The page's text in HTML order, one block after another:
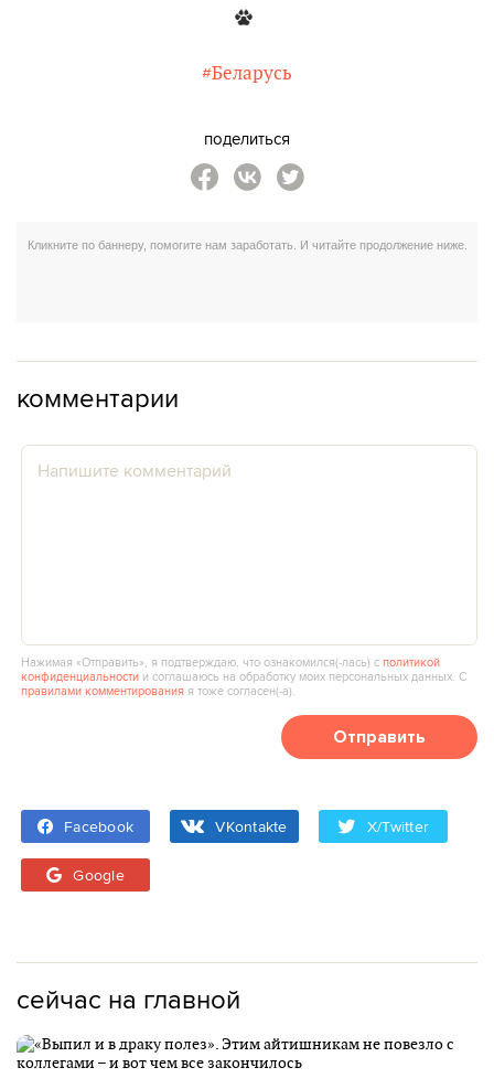
#Беларусь
поделиться
комментарии
Нажимая «Отправить», я подтверждаю, что ознакомился(‑лась) сполитикой
конфиденциальности и соглашаюсь на обработку моих персональных данных. С
правилами комментирования я тоже согласен(‑а).
Отправить
Facebook VKontakte X/Twitter
Google
сейчас на главной